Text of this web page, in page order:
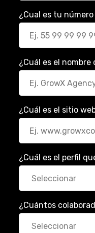
¿Cual es tu
¿Cuál es el nombre
¿Cuál es el sitio
¿Cuál es el perfil
¿Cuántos